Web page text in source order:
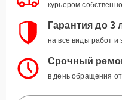
курьером
Гарантия до 3
на все виды работ и
Срочный
в день обращения